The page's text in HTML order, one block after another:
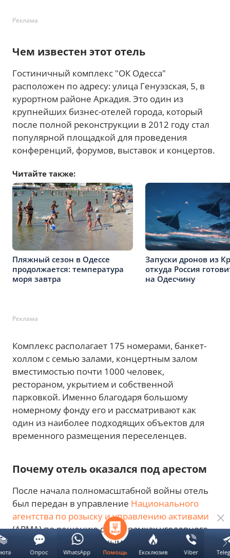
Реклама
Чем известен этот отель
Гостиничный комплекс "ОК Одесса"
расположен по адресу: улица Генуэзская, 5, в
курортном районе Аркадия. Это один из
крупнейших бизнес-отелей города, который
после полной реконструкции в 2012 году стал
популярной площадкой для проведения
конференций, форумов, выставок и концертов.
Читайте также:
Пляжный сезон в Одессе
продолжается: температура
моря завтра
Запуски дронов из
откуда Россия
на Одесчину
Реклама
Комплекс располагает 175 номерами, банкет-
холлом с семью залами, концертным залом
вместимостью почти 1000 человек,
рестораном, укрытием и собственной
парковкой. Именно благодаря большому
номерному фонду его и рассматривают как
один из наиболее подходящих объектов для
временного размещения переселенцев.
Почему отель оказался под арестом
После начала полномасштабной войны отель
был передан в управление Национального
агентства по розыску и управлению активами
(АРМА) по решению суда в рамках уголовного
производства. По данным агентства, комплекс
входит в перечень одесских отелей,
Помощь Ексклюзив Viber
Опрос WhatsApp